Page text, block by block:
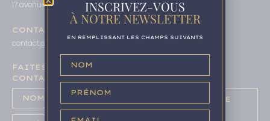
17 avenue Niel – 75017 Paris
CONTACT
contact@maisondelacompliance.fr
FAITES-NOUS PART DE VOS PROJETS,
CONTACTEZ-NOUS :
INSCRIVEZ-VOUS
À NOTRE NEWSLETTER
EN REMPLISSANT LES CHAMPS SUIVANTS